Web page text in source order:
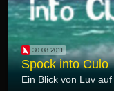
30.08.2011
Spock into Culo
Ein Blick von Luv